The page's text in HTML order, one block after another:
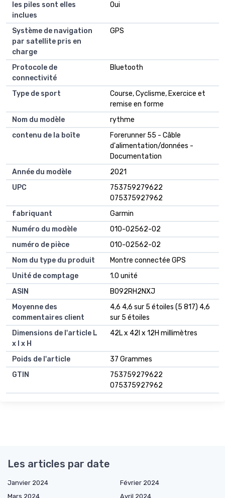
les piles sont elles
inclues
Oui
Système de navigation
par satellite pris en
charge
GPS
Protocole de
connectivité
Bluetooth
Type de sport
Course, Cyclisme, Exercice et
remise en forme
Nom du modèle
rythme
contenu de la boîte
Forerunner 55 - Câble
d'alimentation/données -
Documentation
Année du modèle
2021
UPC
753759279622
075375927962
fabriquant
Garmin
Numéro du modèle
010-02562-02
numéro de pièce
010-02562-02
Nom du type du produit
Montre connectée GPS
Unité de comptage
1.0 unité
ASIN
B092RH2NXJ
Moyenne des
commentaires client
4,6 4,6 sur 5 étoiles (5 817) 4,6
sur 5 étoiles
Dimensions de l'article L
x l x H
42L x 42l x 12H millimètres
Poids de l'article
37 Grammes
GTIN
753759279622
075375927962
Les articles par date
Janvier 2024
Février 2024
Mars 2024
Avril 2024